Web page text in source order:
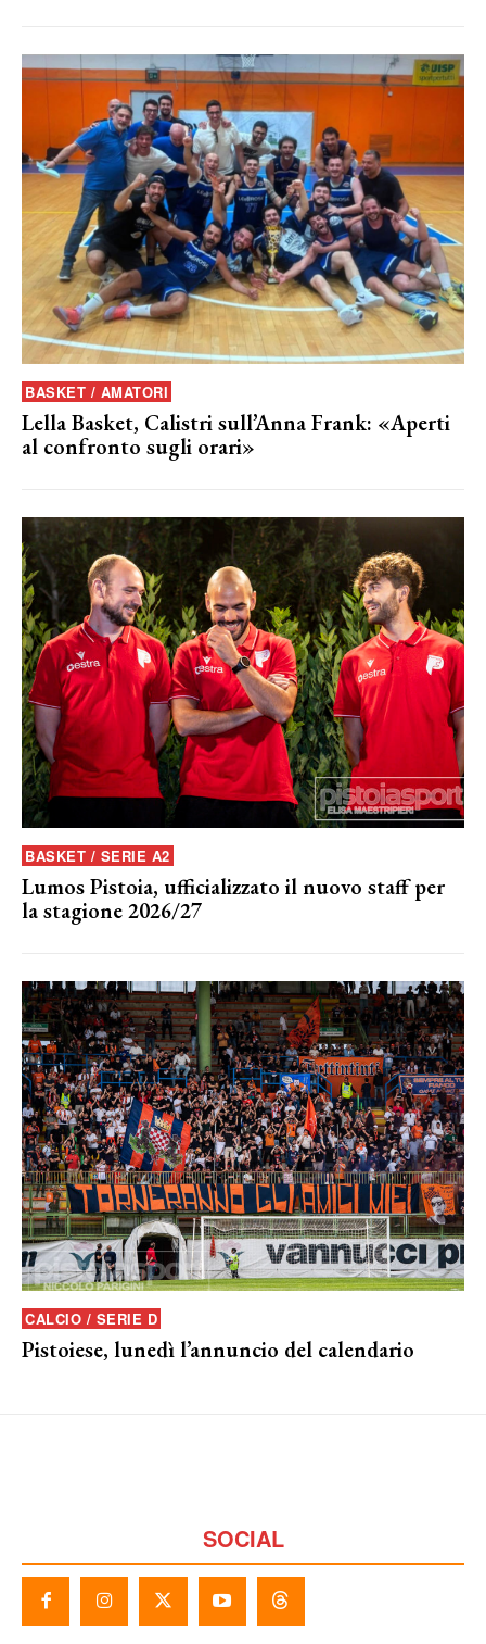
BASKET / AMATORI
Lella Basket, Calistri sull’Anna Frank: «Aperti
al confronto sugli orari»
BASKET / SERIE A2
Lumos Pistoia, ufficializzato il nuovo staff per
la stagione 2026/27
CALCIO / SERIE D
Pistoiese, lunedì l’annuncio del calendario
SOCIAL